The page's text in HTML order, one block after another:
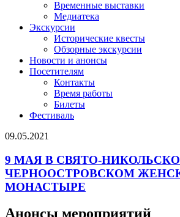
Временные выставки
Медиатека
Экскурсии
Исторические квесты
Обзорные экскурсии
Новости и анонсы
Посетителям
Контакты
Время работы
Билеты
Фестиваль
09.05.2021
9 МАЯ В СВЯТО-
ЧЕРНООСТРОВСКОМ
МОНАСТЫРЕ
Анонсы мероприятий